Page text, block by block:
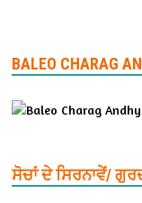
BALEO CHARAG
ਸੋਚਾਂ ਦੇ ਸਿਰਨਾਵੇਂ/